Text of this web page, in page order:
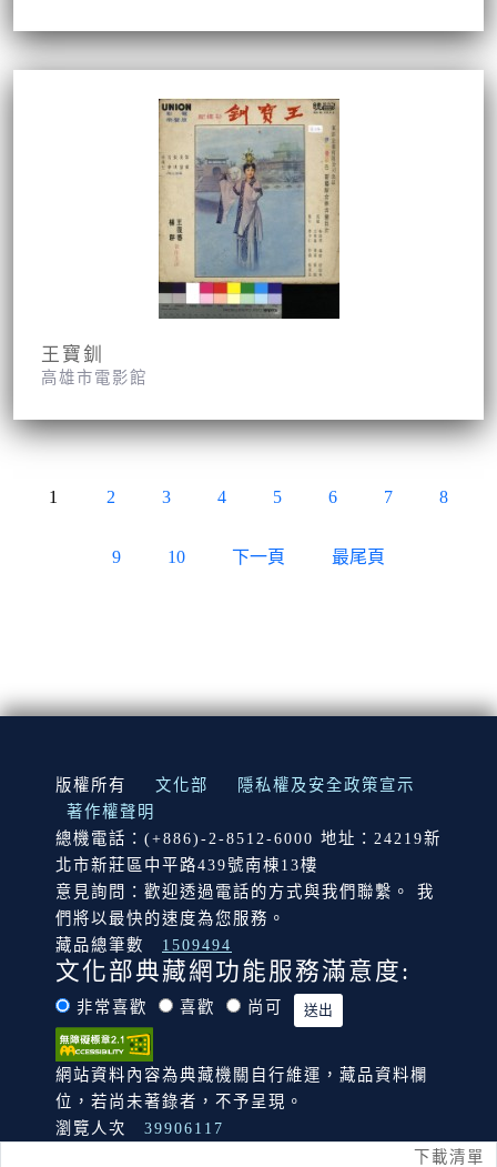
下載清單
王寶釧
高雄市電影館
1 2 3 4 5 6 7 8
9 10 下一頁 最尾頁
:::
版權所有 文化部
隱私權及安全政策宣示
著作權聲明
總機電話：(+886)-2-8512-6000 地址：24219新
北市新莊區中平路439號南棟13樓
意見詢問：歡迎透過電話的方式與我們聯繫。 我
們將以最快的速度為您服務。
藏品總筆數
1509494
文化部典藏網功能服務滿意度:
非常喜歡 喜歡 尚可
網站資料內容為典藏機關自行維運，藏品資料欄
位，若尚未著錄者，不予呈現。
瀏覽人次
39906117